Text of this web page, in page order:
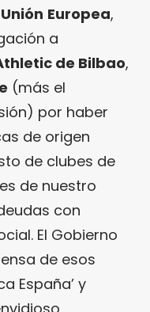
Unión Europea,
a
de Bilbao,
(más el
por haber
de origen
de clubes de
de nuestro
con
El Gobierno
de esos
España’ y